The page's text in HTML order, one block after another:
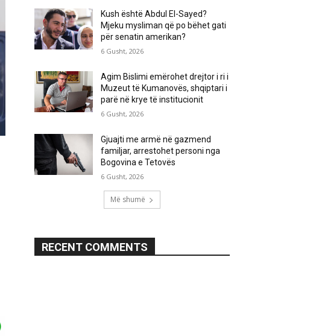
Kush është Abdul El-Sayed?
Mjeku mysliman që po bëhet gati
për senatin amerikan?
6 Gusht, 2026
Agim Bislimi emërohet drejtor i ri i
Muzeut të Kumanovës, shqiptari i
parë në krye të institucionit
6 Gusht, 2026
Gjuajti me armë në gazmend
familjar, arrestohet personi nga
Bogovina e Tetovës
6 Gusht, 2026
Më shumë
RECENT COMMENTS